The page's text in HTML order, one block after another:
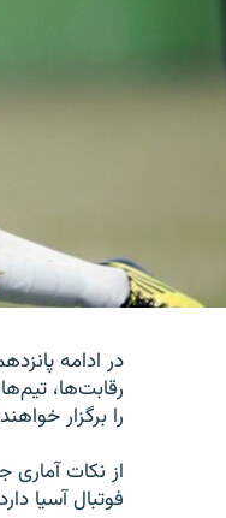
در ادامه
رقابت‌ها،
را برگزار
از نکات
فوتبال آسیا